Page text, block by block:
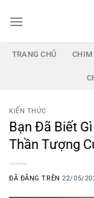
đến
dungTRANG CHỦ CHIM
KIẾN THỨC
Bạn Đã Biết
Thần Tượng
ĐÃ ĐĂNG TRÊN22/05/